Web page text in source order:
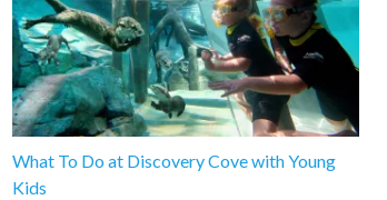
What To Do at Discovery Cove with Young
Kids